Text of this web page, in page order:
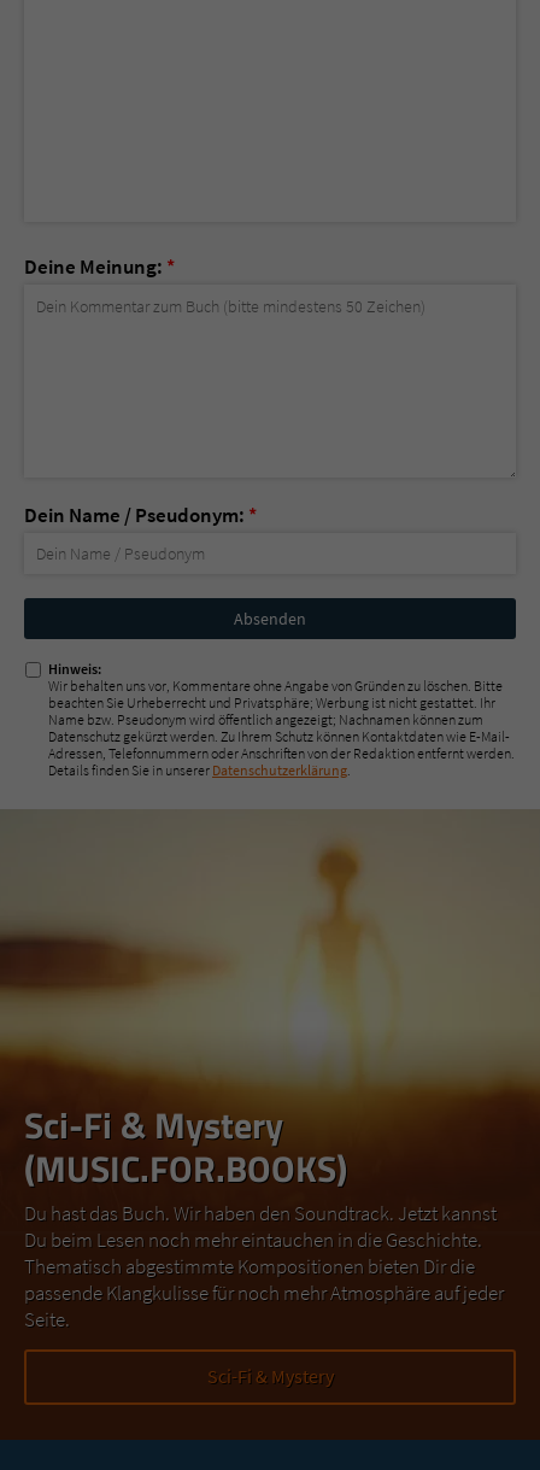
Deine Meinung: *
Dein Name / Pseudonym: *
Nicht
ausfüllen!
Hinweis:
Wir behalten uns vor, Kommentare ohne Angabe von Gründen zu löschen. Bitte
beachten Sie Urheberrecht und Privatsphäre; Werbung ist nicht gestattet. Ihr
Name bzw. Pseudonym wird öffentlich angezeigt; Nachnamen können zum
Datenschutz gekürzt werden. Zu Ihrem Schutz können Kontaktdaten wie E-Mail-
Adressen, Telefonnummern oder Anschriften von der Redaktion entfernt werden.
Details finden Sie in unserer Datenschutzerklärung
Sci-Fi & Mystery
(MUSIC.FOR.BOOKS)
Du hast das Buch. Wir haben den Soundtrack. Jetzt kannst
Du beim Lesen noch mehr eintauchen in die Geschichte.
Thematisch abgestimmte Kompositionen bieten Dir die
passende Klangkulisse für noch mehr Atmosphäre auf jeder
Seite.
Sci-Fi & Mystery